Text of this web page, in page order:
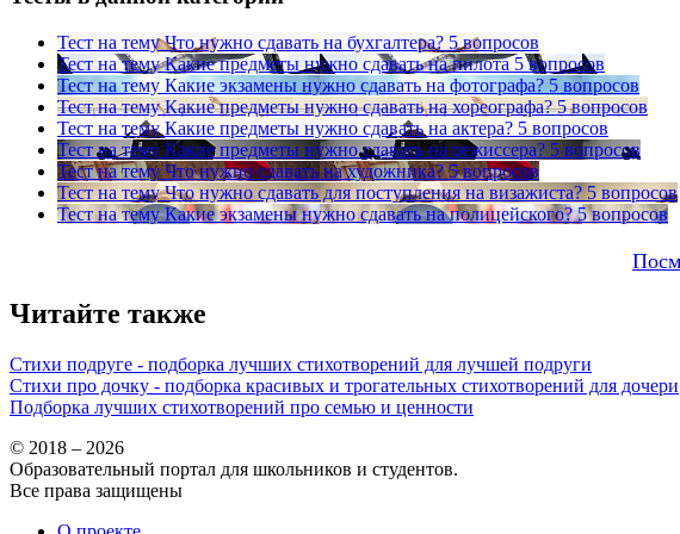
Тест на тему Что нужно сдавать на бухгалтера? 5 вопросов
Тест на тему Какие предметы нужно сдавать на пилота 5 вопросов
Тест на тему Какие экзамены нужно сдавать на фотографа? 5 вопросов
Тест на тему Какие предметы нужно сдавать на хореографа? 5 вопросов
Тест на тему Какие предметы нужно сдавать на актера? 5 вопросов
Тест на тему Какие предметы нужно сдавать на режиссера? 5 вопросов
Тест на тему Что нужно сдавать на художника? 5 вопросов
Тест на тему Что нужно сдавать для поступления на визажиста? 5 вопросов
Тест на тему Какие экзамены нужно сдавать на полицейского? 5 вопросов
Читайте также
Стихи подруге - подборка лучших стихотворений для лучшей подруги
Стихи про дочку - подборка красивых и трогательных стихотворений для дочери
Подборка лучших стихотворений про семью и ценности
© 2018 – 2026
Образовательный портал для школьников и студентов.
Все права защищены